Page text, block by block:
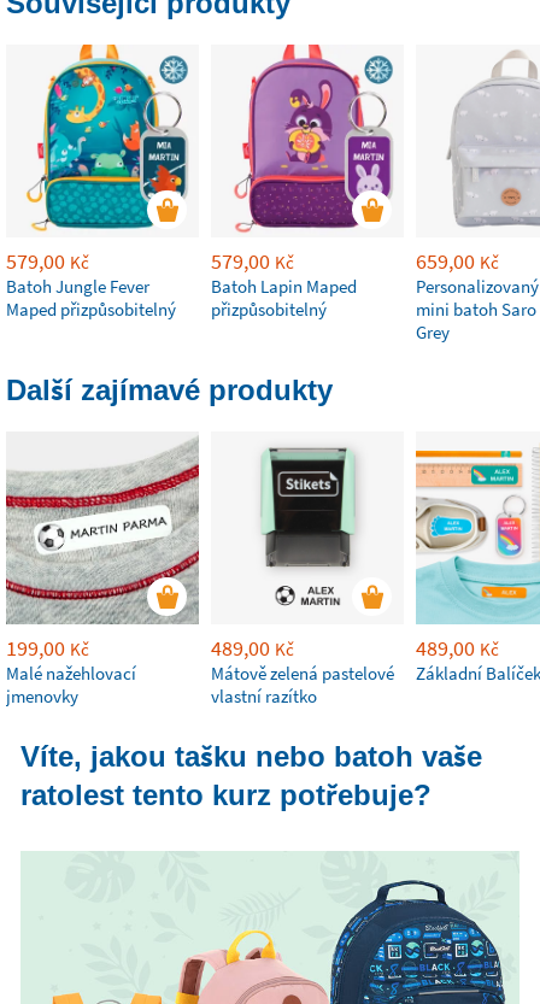
579,00 Kč
Batoh Jungle Fever
Maped přizpůsobitelný
579,00 Kč
Batoh Lapin Maped
přizpůsobitelný
659,00 Kč
mini batoh
Grey
Další zajímavé produkty
199,00 Kč
Malé nažehlovací
jmenovky
489,00 Kč
Mátově zelená pastelové
vlastní razítko
489,00 Kč
Základní Balíček
Víte, jakou tašku nebo batoh vaše
ratolest tento kurz potřebuje?